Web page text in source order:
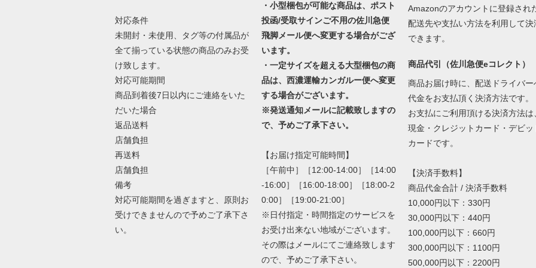
対応条件
未開封・未使用、タグ等の付属品が
全て揃っている状態の商品のみお受
け致します。
対応可能期間
商品到着後7日以内にご連絡をいた
だいた場合
返品送料
店舗負担
再送料
店舗負担
備考
対応可能期間を過ぎますと、原則お
受けできませんので予めご了承下さ
い。
・小型梱包が可能な商品は、ポスト
投函/受取サインご不用の佐川急便
飛脚メール便へ変更する場合がござ
います。
・一定サイズを超える大型梱包の商
品は、西濃運輸カンガルー便へ変更
する場合がございます。
※発送通知メールに記載致しますの
で、予めご了承下さい。
【お届け指定可能時間】
［午前中］［12:00-14:00］［14:00
-16:00］［16:00-18:00］［18:00-2
0:00］［19:00-21:00］
※日付指定・時間指定のサービスを
お受け出来ない地域がございます。
その際はメールにてご連絡致します
ので、予めご了承下さい。
Amazonのアカウントに登録され
配送先や支払い方法を利用して決
できます。
商品代引（佐川急便eコレクト）
商品お届け時に、配送ドライバー
代金をお支払頂く決済方法です。
お支払にご利用頂ける決済方法は
現金・クレジットカード・デビッ
カードです。
【決済手数料】
商品代金合計 / 決済手数料
10,000円以下：330円
30,000円以下：440円
100,000円以下：660円
300,000円以下：1100円
500,000円以下：2200円